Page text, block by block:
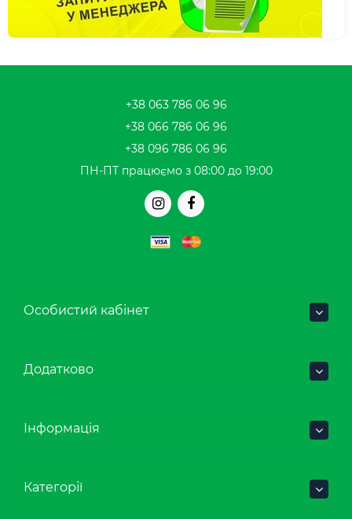
+38 063 786 06 96
+38 066 786 06 96
+38 096 786 06 96
ПН-ПТ працюємо з 08:00 до 19:00
Особистий кабінет
Додатково
Інформація
Категорії